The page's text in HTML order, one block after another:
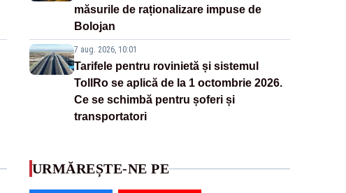
măsurile de raționalizare impuse de
Bolojan
7 aug. 2026, 10:01
Tarifele pentru rovinietă și sistemul
TollRo se aplică de la 1 octombrie 2026.
Ce se schimbă pentru șoferi și
transportatori
URMĂREȘTE-NE PE